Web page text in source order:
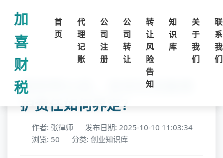
加
喜
财
税
首
页
代
理
记
账
公
司
注
册
公
司
转
让
转
让
风
险
告
知
知
识
库
关
于
我
们
联
系
我
们
股权转让后，自动化设备维
护责任如何界定？
作者: 张律师
发布日期: 2025-10-10 11:03:34
浏览: 50
分类: 创业知识库